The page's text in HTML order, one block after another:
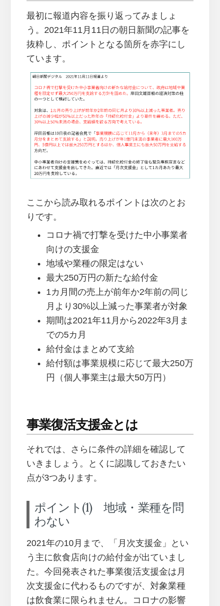
最初に報道内容を振り返ってみましょ
う。2021年11月11日の朝日新聞の記事を
抜粋し、ポイントとなる箇所を赤字にし
ています。
ここから読み取れるポイントは次のとお
りです。
コロナ禍で打撃を受けた中小事業者
向けの支援金
地域や業種の限定はない
最大250万円の新たな給付金
1カ月間の売上が前年か2年前の同じ
月より30%以上減った事業者が対象
期間は2021年11月から2022年3月ま
での5カ月
給付金はまとめて支給
給付額は事業規模に応じて最大250万
円（個人事業主は最大50万円）
事業復活支援金とは
それでは、さらに条件の詳細を確認して
いきましょう。とくに認識しておきたい
点が3つあります。
ポイント(1) 地域・業種を問
わない
2021年の10月まで、「月次支援金」とい
う主に飲食店向けの給付金が出ていまし
た。今回発表された事業復活支援金は月
次支援金に代わるものですが、対象業種
は飲食業に限られません。コロナの影響